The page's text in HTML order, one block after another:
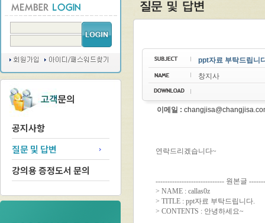
공지사항
질문 및 답변
강의용 증정도서 문의
ppt자료 부탁드립니
창지사
이메일 :